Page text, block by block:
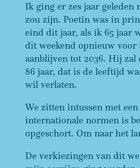
Ik ging er zes jaar geleden
zou zijn. Poetin was in
eind dit jaar, als ik 65 jaar
dit weekend opnieuw
aanblijven tot 2036. Hij
86 jaar, dat is de leeftijd
wil verlaten.
We zitten intussen met
internationale normen is
opgeschort. Om naar het
De verkiezingen van dit